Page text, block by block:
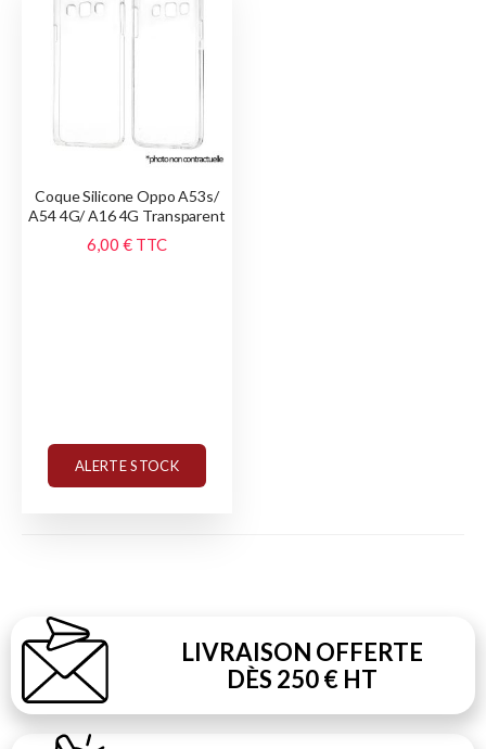
Coque Silicone Oppo A53s/
A54 4G/ A16 4G Transparent
6,00 € TTC
ALERTE STOCK
LIVRAISON OFFERTE
DÈS 250 € HT